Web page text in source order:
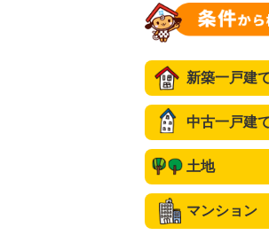
新築一戸建
中古一戸建
土地
マンション